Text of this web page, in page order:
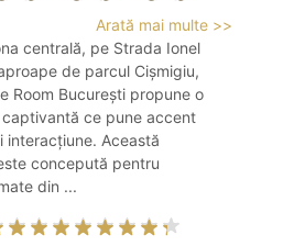
Arată mai multe >>
centrală, pe Strada Ionel
de parcul Cișmigiu,
Room București propune o
ce pune accent
interacțiune. Această
concepută pentru
din ...